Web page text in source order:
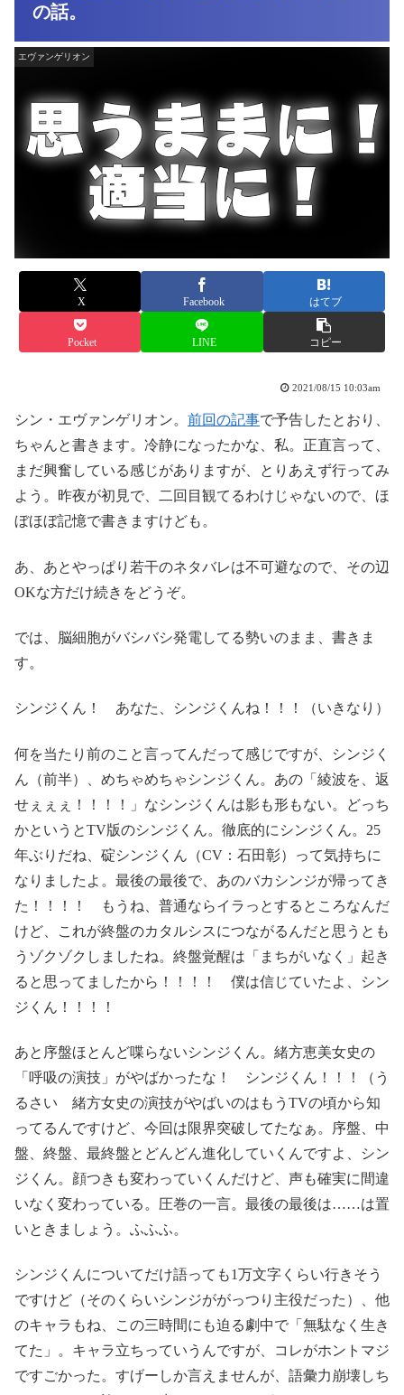
の話。
エヴァンゲリオン
X Facebook はてブ
Pocket LINE コピー
2021/08/15 10:03am
シン・エヴァンゲリオン。 前回の記事で予告したとおり、
ちゃんと書きます。冷静になったかな、私。正直言って、
まだ興奮している感じがありますが、とりあえず行ってみ
よう。昨夜が初見で、二回目観てるわけじゃないので、ほ
ぼほぼ記憶で書きますけども。
あ、あとやっぱり若干のネタバレは不可避なので、その辺
OKな方だけ続きをどうぞ。
では、脳細胞がバシバシ発電してる勢いのまま、書きま
す。
シンジくん！ あなた、シンジくんね！！！（いきなり）
何を当たり前のこと言ってんだって感じですが、シンジく
ん（前半）、めちゃめちゃシンジくん。あの「綾波を、返
せぇぇぇ！！！！」なシンジくんは影も形もない。どっち
かというとTV版のシンジくん。徹底的にシンジくん。25
年ぶりだね、碇シンジくん（CV：石田彰）って気持ちに
なりましたよ。最後の最後で、あのバカシンジが帰ってき
た！！！！ もうね、普通ならイラっとするところなんだ
けど、これが終盤のカタルシスにつながるんだと思うとも
うゾクゾクしましたね。終盤覚醒は「まちがいなく」起き
ると思ってましたから！！！！ 僕は信じていたよ、シン
ジくん！！！！
あと序盤ほとんど喋らないシンジくん。緒方恵美女史の
「呼吸の演技」がやばかったな！ シンジくん！！！（う
るさい 緒方女史の演技がやばいのはもうTVの頃から知
ってるんですけど、今回は限界突破してたなぁ。序盤、中
盤、終盤、最終盤とどんどん進化していくんですよ、シン
ジくん。顔つきも変わっていくんだけど、声も確実に間違
いなく変わっている。圧巻の一言。最後の最後は……は置
いときましょう。ふふふ。
シンジくんについてだけ語っても1万文字くらい行きそう
ですけど（そのくらいシンジががっつり主役だった）、他
のキャラもね、この三時間にも迫る劇中で「無駄なく生き
てた」。キャラ立ちっていうんですが、コレがホントマジ
ですごかった。すげーしか言えませんが、語彙力崩壊しち